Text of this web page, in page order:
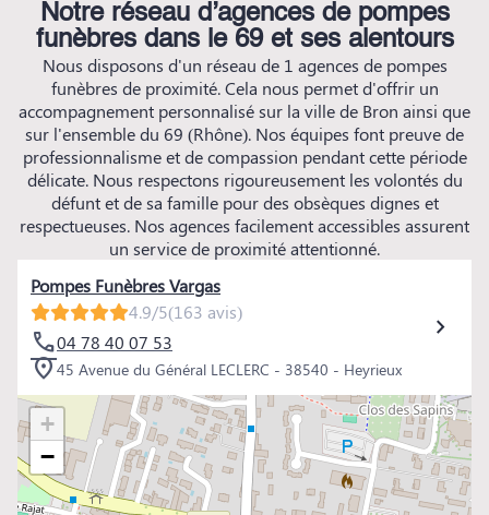
Notre réseau d’agences de pompes
funèbres dans le 69 et ses alentours
Nous disposons d'un réseau de 1 agences de pompes
funèbres de proximité. Cela nous permet d'offrir un
accompagnement personnalisé sur la ville de Bron ainsi que
sur l'ensemble du 69 (Rhône). Nos équipes font preuve de
professionnalisme et de compassion pendant cette période
délicate. Nous respectons rigoureusement les volontés du
défunt et de sa famille pour des obsèques dignes et
respectueuses. Nos agences facilement accessibles assurent
un service de proximité attentionné.
Pompes Funèbres Vargas
4.9/5(163 avis)
04 78 40 07 53
45 Avenue du Général LECLERC - 38540 - Heyrieux
+
−